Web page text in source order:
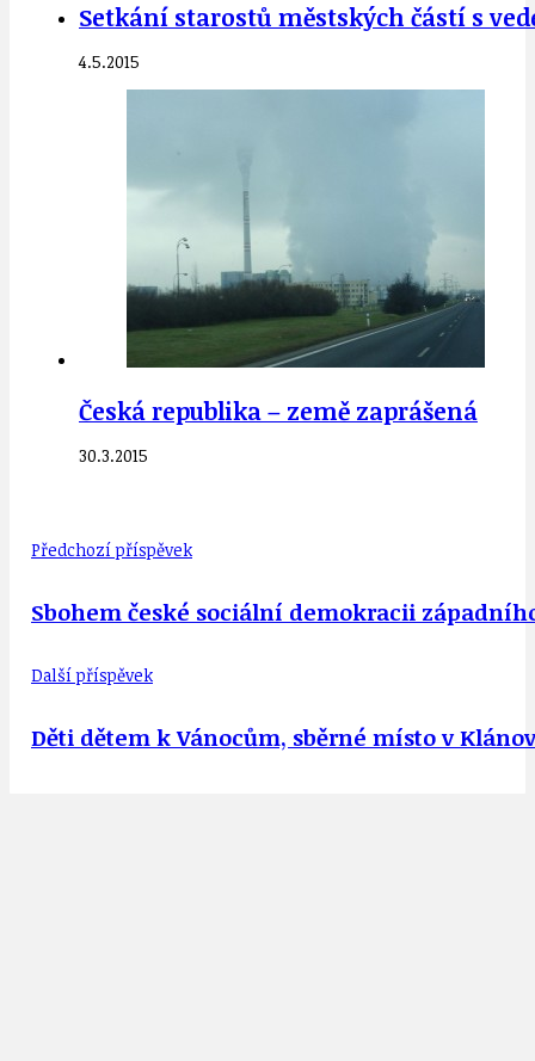
Setkání starostů městských částí s
4.5.2015
Česká republika – země zaprášená
30.3.2015
Předchozí příspěvek
Sbohem české sociální demokracii
Další příspěvek
Děti dětem k Vánocům, sběrné místo v